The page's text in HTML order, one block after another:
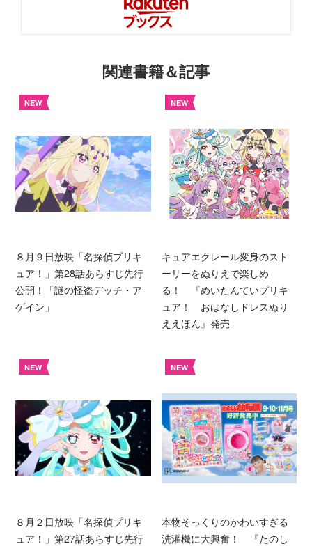
関連書籍＆記事
NEW
８月９日放映「名探偵プリキ
ュア！」第28話あらすじ先行
公開！「謎の怪盗デッチ・ア
ゲイン」
NEW
キュアエクレール変身のスト
ーリーをぬりえで楽しめ
る！ 『めいたんていプリキ
ュア！ おはなしドレスぬり
ええほん』発売
NEW
８月２日放映「名探偵プリキ
ュア！」第27話あらすじ先行
NEW
本物そっくりのかわいすぎる
洗濯機に大興奮！ 『たのし